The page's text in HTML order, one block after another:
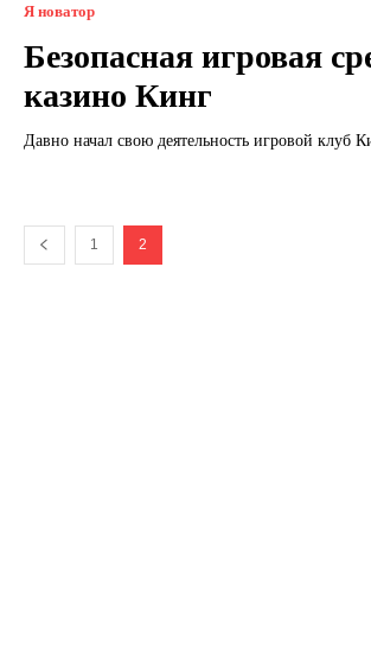
Я новатор
Безопасная игровая
казино Кинг
Давно начал свою деятельность игровой клуб
1 2